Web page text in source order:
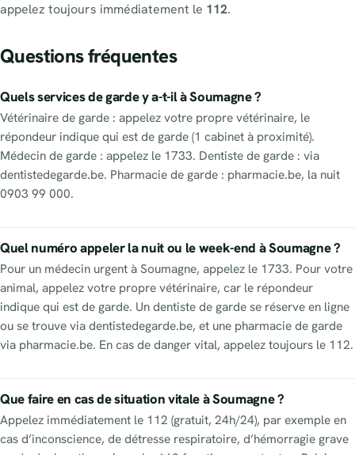
appelez toujours immédiatement le 112.
Questions fréquentes
Quels services de garde y a-t-il à Soumagne ?
Vétérinaire de garde : appelez votre propre vétérinaire, le
répondeur indique qui est de garde (1 cabinet à proximité).
Médecin de garde : appelez le 1733. Dentiste de garde : via
dentistedegarde.be. Pharmacie de garde : pharmacie.be, la nuit
0903 99 000.
Quel numéro appeler la nuit ou le week-end à Soumagne ?
Pour un médecin urgent à Soumagne, appelez le 1733. Pour votre
animal, appelez votre propre vétérinaire, car le répondeur
indique qui est de garde. Un dentiste de garde se réserve en ligne
ou se trouve via dentistedegarde.be, et une pharmacie de garde
via pharmacie.be. En cas de danger vital, appelez toujours le 112.
Que faire en cas de situation vitale à Soumagne ?
Appelez immédiatement le 112 (gratuit, 24h/24), par exemple en
cas d’inconscience, de détresse respiratoire, d’hémorragie grave